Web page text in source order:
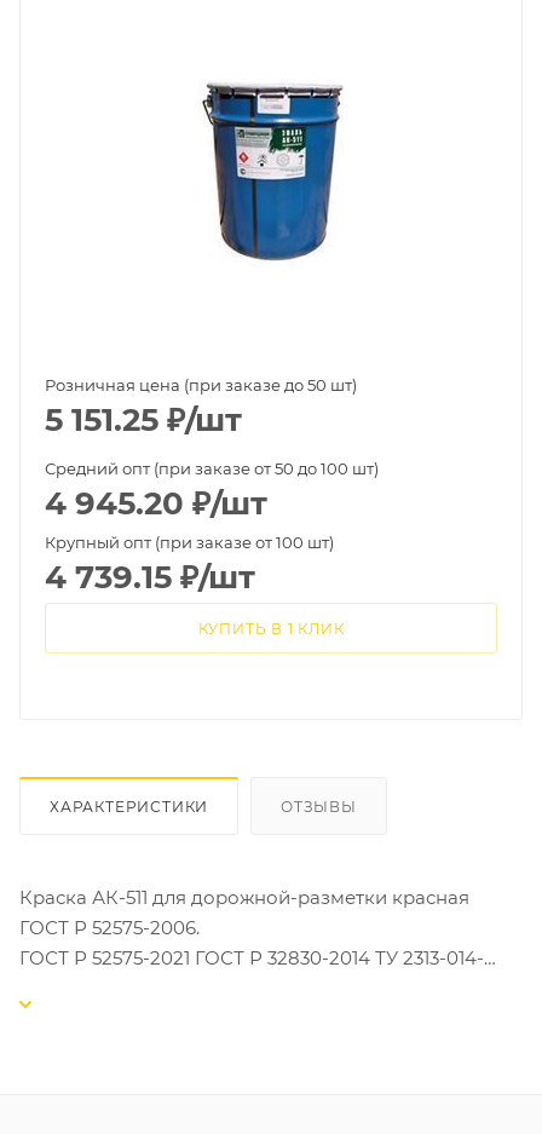
Розничная цена (при заказе до 50 шт)
5 151.25 ₽/шт
Средний опт (при заказе от 50 до 100 шт)
4 945.20 ₽/шт
Крупный опт (при заказе от 100 шт)
4 739.15 ₽/шт
КУПИТЬ В 1 КЛИК
ХАРАКТЕРИСТИКИ ОТЗЫВЫ
Краска АК-511 для дорожной-разметки красная
ГОСТ Р 52575-2006.
ГОСТ Р 52575-2021 ГОСТ Р 32830-2014 ТУ 2313-014-